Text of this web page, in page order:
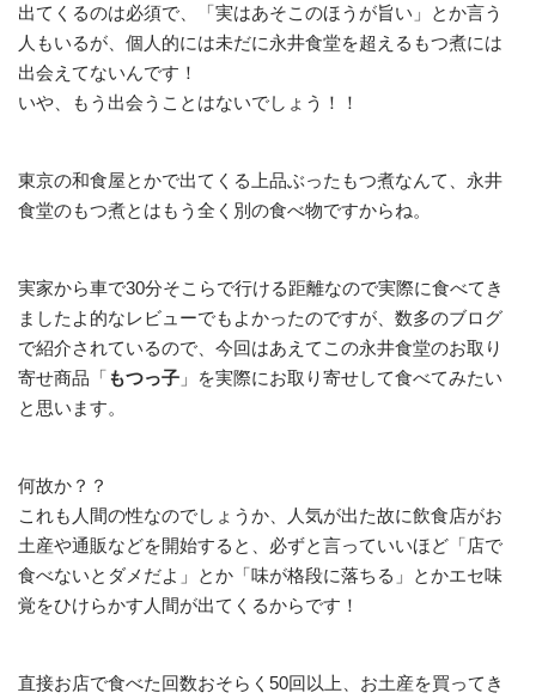
出てくるのは必須で、「実はあそこのほうが旨い」とか言う
人もいるが、個人的には未だに永井食堂を超えるもつ煮には
出会えてないんです！
いや、もう出会うことはないでしょう！！
東京の和食屋とかで出てくる上品ぶったもつ煮なんて、永井
食堂のもつ煮とはもう全く別の食べ物ですからね。
実家から車で30分そこらで行ける距離なので実際に食べてき
ましたよ的なレビューでもよかったのですが、数多のブログ
で紹介されているので、今回はあえてこの永井食堂のお取り
寄せ商品「もつっ子 」を実際にお取り寄せして食べてみたい
と思います。
何故か？？
これも人間の性なのでしょうか、人気が出た故に飲食店がお
土産や通販などを開始すると、必ずと言っていいほど「店で
食べないとダメだよ」とか「味が格段に落ちる」とかエセ味
覚をひけらかす人間が出てくるからです！
直接お店で食べた回数おそらく50回以上、お土産を買ってき